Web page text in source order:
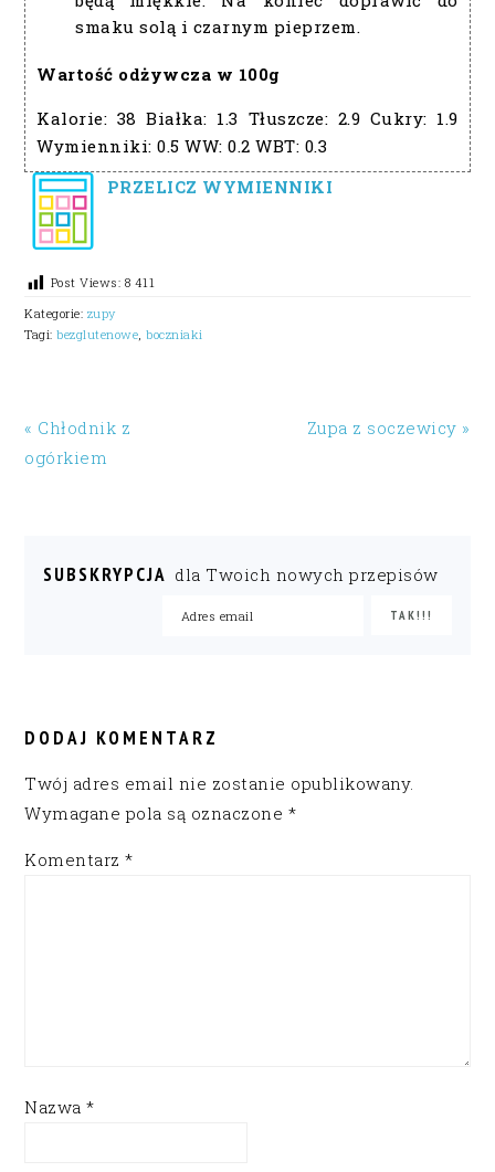
smaku solą i czarnym pieprzem.
Wartość odżywcza w 100g
Kalorie: 38 Białka: 1.3 Tłuszcze: 2.9 Cukry: 1.9
Wymienniki:0.5 WW:0.2 WBT: 0.3
PRZELICZ WYMIENNIKI
Post Views: 8 411
Kategorie: zupy
Tagi:bezglutenowe ,boczniaki
« Chłodnik z
ogórkiem
Zupa z soczewicy »
SUBSKRYPCJA dla Twoich nowych przepisów
INTERACTIONS
DODAJ KOMENTARZ
Twój adres email nie zostanie opublikowany.
Wymagane pola są oznaczone *
Komentarz*
Nazwa*